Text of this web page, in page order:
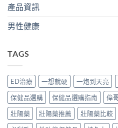
產品資訊
男性健康
TAGS
ED治療 一想就硬 一炮到天亮
保健品選購
保健品選購指南 偉
壯陽藥
壯陽藥推薦 壯陽藥比較